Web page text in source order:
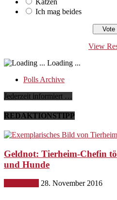
Katzen
Ich mag beides
View
Loading ...
Polls Archive
Jederzeit informiert …
REDAKTIONSTIPP
Geldnot: Tierheim-Chefin
und Hunde
28. November 2016